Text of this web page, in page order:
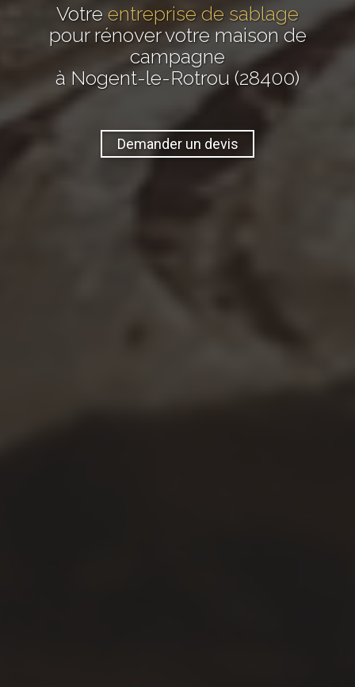
Votre entreprise de sablage
pour rénover votre maison de
campagne
à Nogent-le-Rotrou (28400)
Demander un devis